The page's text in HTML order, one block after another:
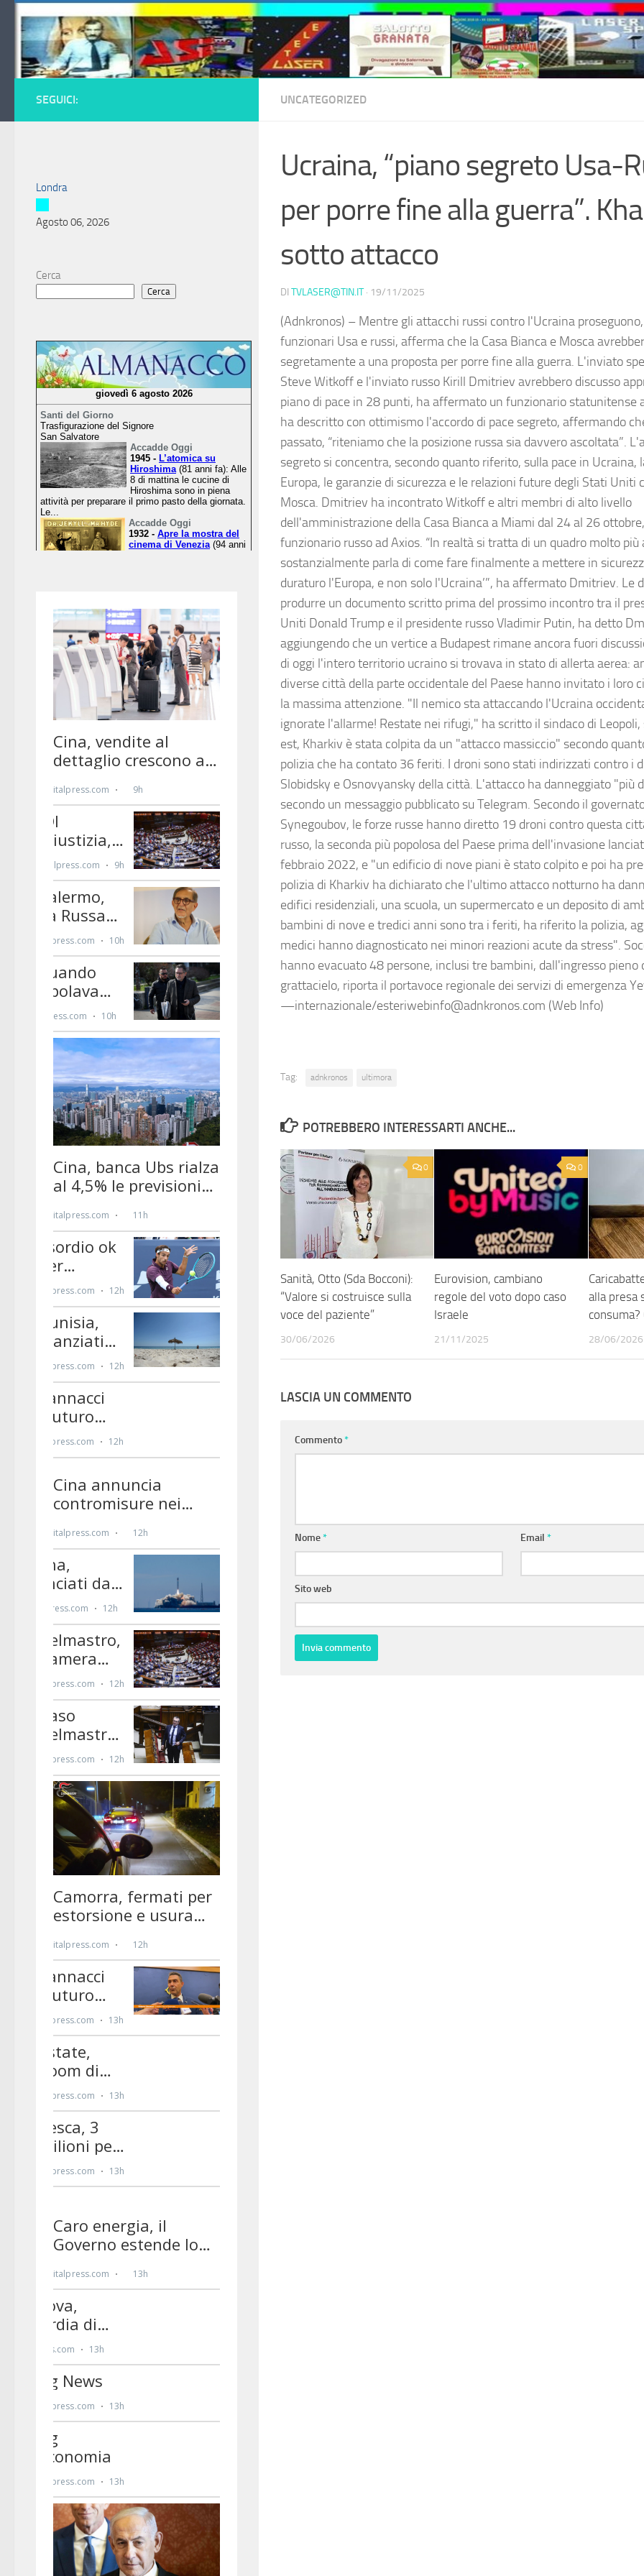
Salta al contenuto
UNCATEGORIZED
Ucraina, “piano segreto Usa-
per porre fine alla guerra”.
sotto attacco
DI TVLASER@TIN.IT · 19/11/2025
(Adnkronos) – Mentre gli attacchi russi contro l'Ucraina
funzionari Usa e russi, afferma che la Casa Bianca e Mosca
segretamente a una proposta per porre fine alla guerra. L'inviato
Steve Witkoff e l'inviato russo Kirill Dmitriev avrebbero discusso
piano di pace in 28 punti, ha affermato un funzionario statunitense
ha descritto con ottimismo l'accordo di pace segreto, affermando
passato, “riteniamo che la posizione russa sia davvero ascoltata”.
segreto si concentra, secondo quanto riferito, sulla pace in Ucraina,
Europa, le garanzie di sicurezza e le relazioni future degli Stati Uniti
Mosca. Dmitriev ha incontrato Witkoff e altri membri di alto livello
dell'amministrazione della Casa Bianca a Miami dal 24 al 26
funzionario russo ad Axios. “In realtà si tratta di un quadro molto più
sostanzialmente parla di come fare finalmente a mettere in
duraturo l'Europa, e non solo l'Ucraina’”, ha affermato Dmitriev. Le
produrre un documento scritto prima del prossimo incontro tra il
Uniti Donald Trump e il presidente russo Vladimir Putin, ha detto
aggiungendo che un vertice a Budapest rimane ancora fuori
di oggi l'intero territorio ucraino si trovava in stato di allerta aerea:
diverse città della parte occidentale del Paese hanno invitato i loro
la massima attenzione. "Il nemico sta attaccando l'Ucraina
ignorate l'allarme! Restate nei rifugi," ha scritto il sindaco di Leopoli,
est, Kharkiv è stata colpita da un "attacco massiccio" secondo
polizia che ha contato 36 feriti. I droni sono stati indirizzati contro i
Slobidsky e Osnovyansky della città. L'attacco ha danneggiato "più
secondo un messaggio pubblicato su Telegram. Secondo il
Synegoubov, le forze russe hanno diretto 19 droni contro questa
russo, la seconda più popolosa del Paese prima dell'invasione
febbraio 2022, e "un edificio di nove piani è stato colpito e poi ha
polizia di Kharkiv ha dichiarato che l'ultimo attacco notturno ha
edifici residenziali, una scuola, un supermercato e un deposito di
bambini di nove e tredici anni sono tra i feriti, ha riferito la polizia,
medici hanno diagnosticato nei minori reazioni acute da stress".
hanno evacuato 48 persone, inclusi tre bambini, dall'ingresso pieno
grattacielo, riporta il portavoce regionale dei servizi di emergenza
—internazionale/esteriwebinfo@adnkronos.com (Web Info)
Tag: adnkronos ultimora
POTREBBERO INTERESSARTI ANCHE...
0
Sanità, Otto (Sda Bocconi):
“Valore si costruisce sulla
voce del paziente”
30/06/2026
0
Eurovision, cambiano
regole del voto dopo caso
Israele
21/11/2025
alla presa
consuma?
28/06/2026
LASCIA UN COMMENTO
Commento*
Nome* Email*
Sito web
SEGUICI:
Londra
Agosto 06, 2026
Cerca
Cerca